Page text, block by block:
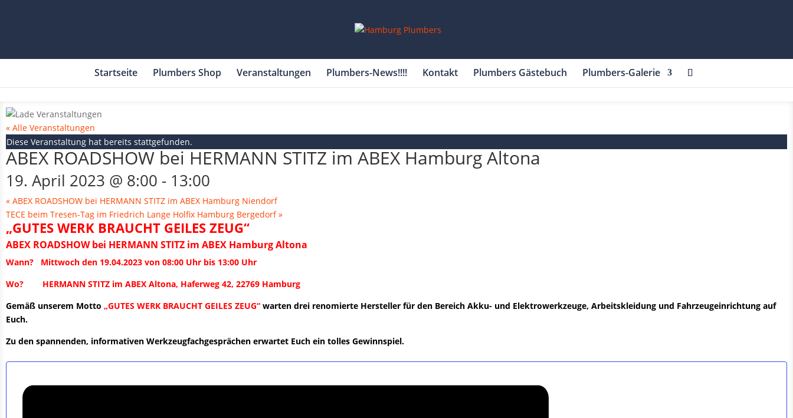
Startseite Plumbers Shop Veranstaltungen Plumbers-News!!!! Kontakt Plumbers Gästebuch Plumbers-Galerie
« Alle Veranstaltungen
Diese Veranstaltung hat bereits stattgefunden.
ABEX ROADSHOW bei HERMANN STITZ im ABEX Hamburg Altona
19. April 2023 @ 8:00 - 13:00
« ABEX ROADSHOW bei HERMANN STITZ im ABEX Hamburg Niendorf
TECE beim Tresen-Tag im Friedrich Lange Holfix Hamburg Bergedorf»
„GUTES WERK BRAUCHT GEILES ZEUG“
ABEX ROADSHOW bei HERMANN STITZ im ABEX Hamburg Altona
Wann? Mittwoch den 19.04.2023 von 08:00 Uhr bis 13:00 Uhr
Wo?
HERMANN STITZ im ABEX Altona, Haferweg 42, 22769 Hamburg
Gemäß unserem Motto „GUTES WERK BRAUCHT GEILES ZEUG“ warten drei renomierte Hersteller für den Bereich Akku- und Elektrowerkzeuge, Arbeitskleidung und Fahrzeugeinrichtung auf
Euch.
Zu den spannenden, informativen Werkzeugfachgesprächen erwartet Euch ein tolles Gewinnspiel.